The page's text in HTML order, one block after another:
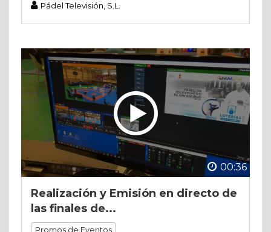
Pádel Televisión, S.L.
00:36
Realización y Emisión en directo de
las finales de...
Promos de Eventos